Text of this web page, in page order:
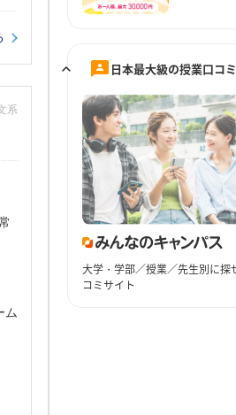
系
ム
日本最大級の授業口コ
大学・学部／授業／先生別に探
コミサイト